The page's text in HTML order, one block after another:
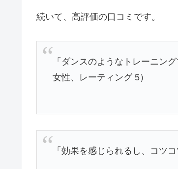
続いて、高評価の口コミです。
「ダンスのようなトレーニン
女性、レーティング 5）
「効果を感じられるし、コツ